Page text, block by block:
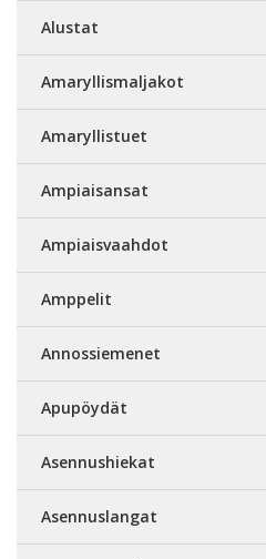
Alustat
Amaryllismaljakot
Amaryllistuet
Ampiaisansat
Ampiaisvaahdot
Amppelit
Annossiemenet
Apupöydät
Asennushiekat
Asennuslangat